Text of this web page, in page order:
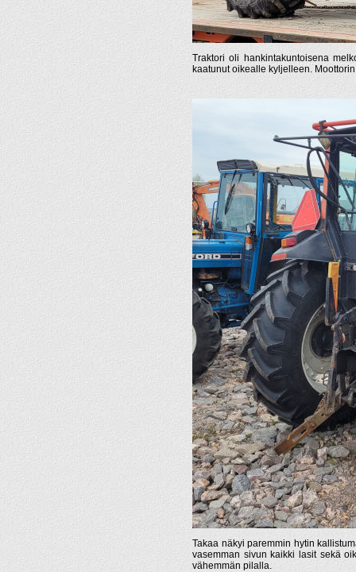
Traktori oli hankintakuntoisena
kaatunut oikealle kyljelleen.
Takaa näkyi paremmin hytin
vasemman sivun kaikki lasit sekä
vähemmän pilalla.